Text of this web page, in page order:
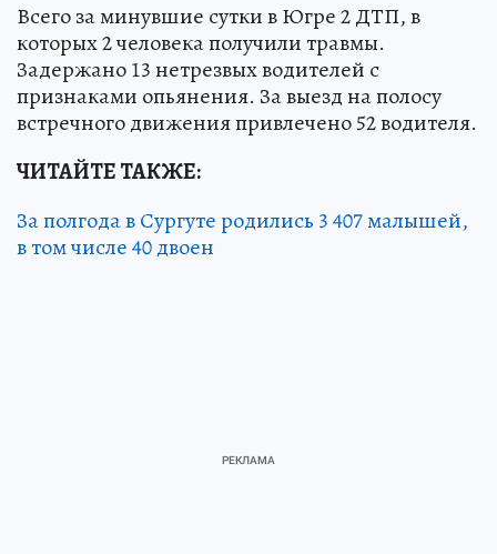
Всего за минувшие сутки в Югре 2 ДТП, в
которых 2 человека получили травмы.
Задержано 13 нетрезвых водителей с
признаками опьянения. За выезд на полосу
встречного движения привлечено 52 водителя.
ЧИТАЙТЕ ТАКЖЕ:
За полгода в Сургуте родились 3 407 малышей,
в том числе 40 двоен